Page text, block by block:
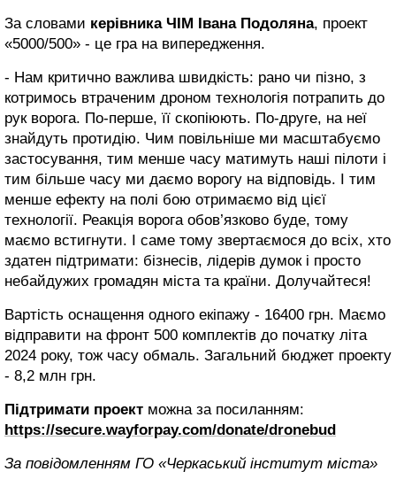
За словами керівника ЧІМ Івана Подоляна, проект
«5000/500» - це гра на випередження.
- Нам критично важлива швидкість: рано чи пізно, з
котримось втраченим дроном технологія потрапить до
рук ворога. По-перше, її скопіюють. По-друге, на неї
знайдуть протидію. Чим повільніше ми масштабуємо
застосування, тим менше часу матимуть наші пілоти і
тим більше часу ми даємо ворогу на відповідь. І тим
менше ефекту на полі бою отримаємо від цієї
технології. Реакція ворога обов’язково буде, тому
маємо встигнути. І саме тому звертаємося до всіх, хто
здатен підтримати: бізнесів, лідерів думок і просто
небайдужих громадян міста та країни. Долучайтеся!
Вартість оснащення одного екіпажу - 16400 грн. Маємо
відправити на фронт 500 комплектів до початку літа
2024 року, тож часу обмаль. Загальний бюджет проекту
- 8,2 млн грн.
Підтримати проект можна за посиланням:
https://secure.wayforpay.com/donate/dronebud
За повідомленням ГО «Черкаський інститут міста»